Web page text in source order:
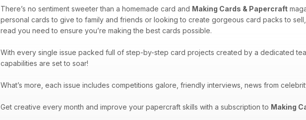
There’s no sentiment sweeter than a homemade card and Making Cards & Papercraft
personal cards to give to family and friends or looking to create gorgeous card packs to sell,
read you need to ensure you’re making the best cards possible.
With every single issue packed full of step-by-step card projects created by a dedicated
capabilities are set to soar!
What’s more, each issue includes competitions galore, friendly interviews, news from
Get creative every month and improve your papercraft skills with a subscription to Making